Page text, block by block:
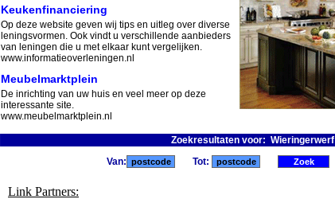
Keukenfinanciering
Op deze website geven wij tips en uitleg over diverse
leningsvormen. Ook vindt u verschillende aanbieders
van leningen die u met elkaar kunt vergelijken.
www.informatieoverleningen.nl
Meubelmarktplein
De inrichting van uw huis en veel meer op deze
interessante site.
www.meubelmarktplein.nl
Zoekresultaten voor: Wieringerwerf
Link Partners:
Van: Tot: